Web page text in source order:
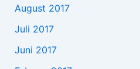
August 2017
Juli 2017
Juni 2017